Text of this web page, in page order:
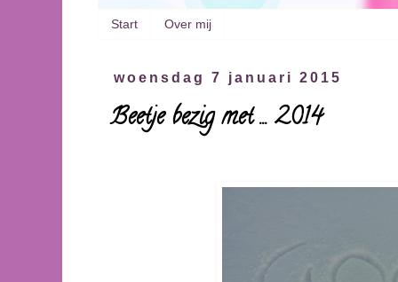
Start Over mij
woensdag 7 januari 2015
Beetje bezig met ... 2014